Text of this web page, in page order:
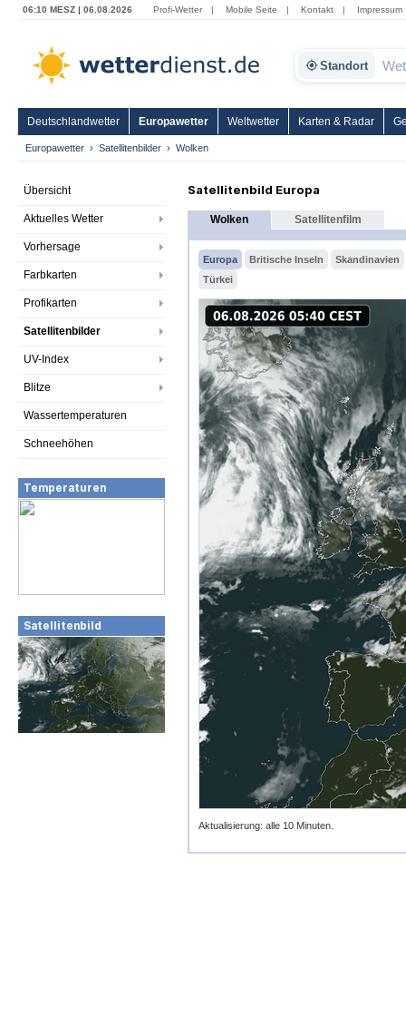
06:10 MESZ | 06.08.2026 Profi-Wetter | Mobile Seite | Kontakt | Impressum
Standort
Deutschlandwetter Europawetter Weltwetter Karten & Radar
Europawetter Satellitenbilder Wolken
Übersicht
Aktuelles Wetter
Vorhersage
Farbkarten
Profikarten
Satellitenbilder
UV-Index
Blitze
Wassertemperaturen
Schneehöhen
Temperaturen
Satellitenbild
Satellitenbild Europa
Wolken Satellitenfilm
Europa Britische Inseln
Skandinavien
Türkei
Aktualisierung: alle 10 Minuten.